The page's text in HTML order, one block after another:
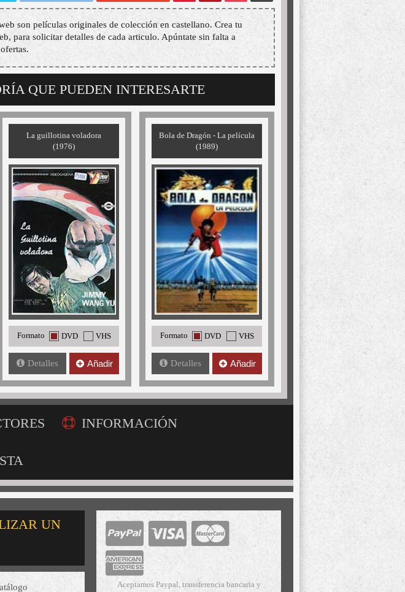
son películas originales de colección en castellano. Crea tu
para solicitar detalles de cada articulo. Apúntate sin falta a
QUE PUEDEN INTERESARTE
La guillotina voladora
(1976)
Formato DVD VHS
Detalles Añadir
Bola de Dragón - La película
(1989)
Formato DVD VHS
Detalles Añadir
INFORMACIÓN
UN
Aceptamos Paypal, transferencia bancaria y